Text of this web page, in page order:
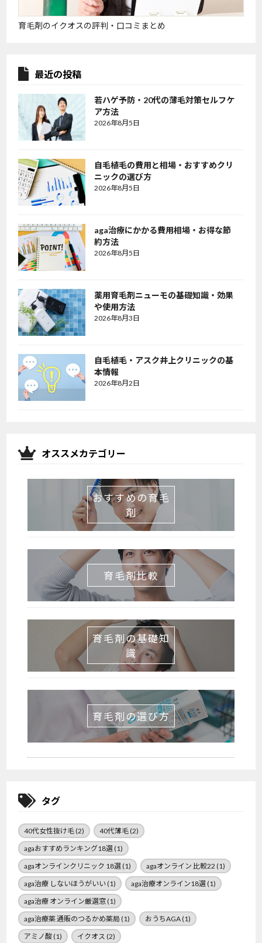
育毛剤のイクオスの評判・口コミまとめ
最近の投稿
若ハゲ予防・20代の薄毛対策セルフケ
ア方法
2026年8月5日
自毛植毛の費用と相場・おすすめクリ
ニックの選び方
2026年8月5日
aga治療にかかる費用相場・お得な節
約方法
2026年8月5日
薬用育毛剤ニューモの基礎知識・効果
や使用方法
2026年8月3日
自毛植毛・アスク井上クリニックの基
本情報
2026年8月2日
オススメカテゴリー
おすすめの育毛
剤
育毛剤比較
育毛剤の基礎知
識
育毛剤の選び方
タグ
40代女性抜け毛(2) 40代薄毛(2)
agaおすすめランキング18選(1)
agaオンラインクリニック 18選(1) agaオンライン 比較22 (1)
aga治療 しないほうがいい(1) aga治療オンライン18選(1)
aga治療 オンライン厳選窓(1)
aga治療薬 通販のつるかめ薬局 (1) おうちAGA(1)
アミノ酸(1) イクオス (2)